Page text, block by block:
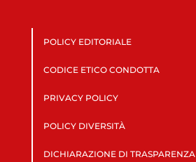
POLICY EDITORIALE
CODICE ETICO CONDOTTA
PRIVACY POLICY
POLICY DIVERSITÀ
DICHIARAZIONE DI TRASPARENZA